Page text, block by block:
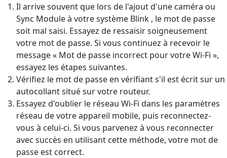
Il arrive souvent que lors de l'ajout d'une caméra ou
Sync Module à votre système Blink , le mot de passe
soit mal saisi. Essayez de ressaisir soigneusement
votre mot de passe. Si vous continuez à recevoir le
message « Mot de passe incorrect pour votre Wi-Fi »,
essayez les étapes suivantes.
Vérifiez le mot de passe en vérifiant s'il est écrit sur un
autocollant situé sur votre routeur.
Essayez d'oublier le réseau Wi-Fi dans les paramètres
réseau de votre appareil mobile, puis reconnectez-
vous à celui-ci. Si vous parvenez à vous reconnecter
avec succès en utilisant cette méthode, votre mot de
passe est correct.